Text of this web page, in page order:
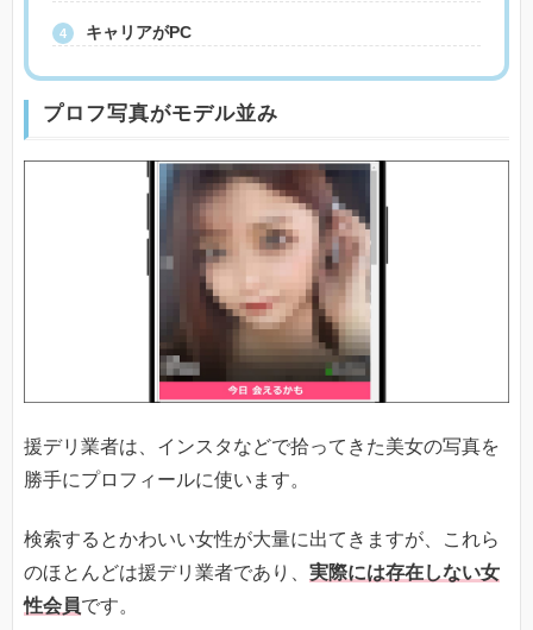
キャリアがPC
プロフ写真がモデル並み
援デリ業者は、インスタなどで拾ってきた美女の写真を
勝手にプロフィールに使います。
検索するとかわいい女性が大量に出てきますが、これら
のほとんどは援デリ業者であり、 実際には存在しない女
性会員です。